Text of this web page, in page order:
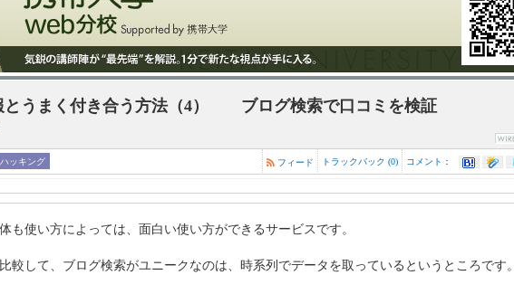
とうまく付き合う方法（4） ブログ検索で口コミを検証
ハッキング コメント ：
トラックバック (0)
フィード
も使い方によっては、面白い使い方ができるサービスです。
較して、ブログ検索がユニークなのは、時系列でデータを取っているというところです。